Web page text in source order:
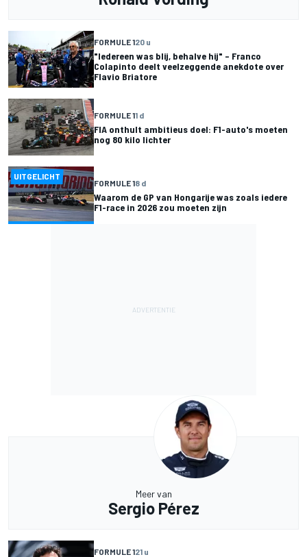
FORMULE 120 u
"Iedereen was blij, behalve hij" – Franco
Colapinto deelt veelzeggende anekdote over
Flavio Briatore
FORMULE 11 d
FIA onthult ambitieus doel: F1-auto's moeten
nog 80 kilo lichter
UITGELICHT
FORMULE 18 d
Waarom de GP van Hongarije was zoals iedere
F1-race in 2026 zou moeten zijn
Meer van
Sergio Pérez
FORMULE 121 u